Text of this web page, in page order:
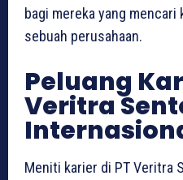
bagi mereka yang mencari
sebuah perusahaan.
Peluang
Veritra
Meniti karier di PT Veritra